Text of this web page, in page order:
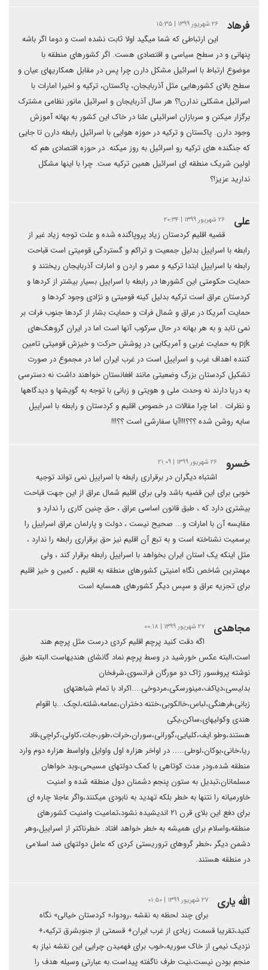
فرهاد ۲۶ شهریور ۱۳۹۹ | ۱۵:۳۵
این ارتباطی که شما میگید اولا ثابت نشده است و دوما اگر باشه
پنهانی و در سطح سیاسی و اقتصادی هست. اگر کشورهای منطقه با
موضوع ارتباط با اسرائیل مشکل دارن چرا پس در مقابل همکاریهای عیان و
سطح بالای کشورهایی مثل آذربایجان، پاکستان، ترکیه و اخیرا امارات با
اسرائیل مشکلی ندارن!؟ هر سال آذربایجان و اسرائیل مانور نظامی مشترک
برگزار میکنن و سربازان اسرائیلی علنا در خاک این کشور به بهانه آموزش
وجود دارن. پاکستان و ترکیه در حوزه هوایی با اسرائیل رابطه دارن تا جایی
که جنگنده های ترکیه رو اسرائیل به روز میکنه. در حوزه اقتصادی هم که
اولین شریک منطقه ای اسرائیل همین ترکیه ست. چرا با اینها مشکل
ندارید عزیز!؟
علی ۲۶ شهریور ۱۳۹۹ | ۲۰:۳۴
قضیه اقلیم کردستان زیاد پروپاگنده شده و علت توجه زیاد غیر از
رابطه با اسراییل بدلیل جمعیت و تراکم و گستردگی قومیتی است قباحت
رابطه با اسراییل ابتدا ترکیه و مصر و اردن و امارات آذربایجان ریختند و
حمایت حکومتی این کشورها در رابطه با اسراییل بسیار بیشتر از کردها و
کردستان عراق است ترکیه بدلیل کینه قومیتی و نژادی وجود کردها و
حمایت آمریکا در عراق و شمال فرات و حمایت بشار از کردها جنوب فرات بر
نمی تابد و به هر بهانه در حال سرکوب آنها است اما در ایران گروهک‌های
pjk به حمایت غربی و آمریکایی در پوشش حرکت و خیزش قومیتی تامین
کننده اهداف غرب و اسراییل است در غرب ایران اما در مجموع در صورت
تشکیل کردستان بزرگ وضعیتی مانند افغانستان خواهند داشت نه دسترسی
به دریا دارند نه وحدت ملی و هویتی و زبانی با توجه به گویشها و دیدگاهها
و نظرات . اما چرا مقالات در خصوص اقلیم و کردستان و رابطه با اسراییل
سایه روشن شده ؟؟؟!!!آیا سفارشی است ؟؟!!!
خسرو ۲۶ شهریور ۱۳۹۹ | ۲۱:۰۹
اشتباه دیگران در برقراری رابطه با اسراییل نمی تواند توجیه
خوبی برای این قضیه باشد ولی برای اقلیم شمال عراق از این جهت قباحت
بیشتری دارد که ، طبق قانون اساسی عراق ، حق چنین کاری را ندارد و
مقایسه آن با امارات و... صحیح نیست ، دولت و پارلمان عراق اسراییل را
برسمیت نشناخته است و به تبع آن اقلیم نیز حق برقراری رابطه را ندارد ،
مثل اینکه یک استان ایران بخواهد با اسراییل رابطه برقرار کند ، ولی
مهمترین شاخص نگاه امنیتی کشورهای منطقه به اقلیم ، کمین و خیز اقلیم
برای تجزیه عراق و سپس دیگر کشورهای همسایه است
مجاهدی ۲۷ شهریور ۱۳۹۹ | ۰۰:۱۸
اگه دقت کنید پرچم اقلیم کردی درست مثل پرچم هند
است،البته عکس خورشید در وسط پرچم نماد گانشای هندیهاست.البته طبق
نوشته پروفسور ژاک دو مورگان فرانسوی،شرفخان
بدلیسی،دیاکف،مینورسکی،مردوخی....اکراد با تمام شباهتهای
زبانی،فرهنگی،لباس،خالکوبی،ختنه دختران،عمامه،شلته،لچک...با اقوام
هندی وکولیهای،ساکن،یکی
هستند،وطو.ایف،کلیایی،گورانی،سوران،خرات،طور،جات،کاولی،کراچی،قاد
ریا،خانی،بوکان،لوطی..... در اواخر هزاره اول واوایل واواسط هزاره دوم وارد
منطقه شده،ودر مدت کوتاهی با کمک دولتهای مسیحی،وبد خواهان
مسلمانان،تبدیل به ستون پنجم دشمنان دول منطقه شده و امنیت
خاورمیانه را نتنها به خطر بلکه تهدید به نابودی میکنند،واگر عاجلا چاره ای
برای دفع این بلای قرن ۲۱ اندیشیده نشود،تمامیت وامنیت کشورهای
منطقه،واسلام برای همیشه به خطر خواهد افتاد. خطرناکتر از اسراییل،وهر
دشمن دیگر ،خطر گروهای تروریستی کردی که عامل دولتهای ضد اسلامی
در منطقه هستند.
الله یاری ۲۷ شهریور ۱۳۹۹ | ۰۱:۵۰
برای چند لحظه به نقشه ،رودوا،« کردستان خیالی» نگاه
کنید،تقریبا قسمت زیادی از غرب ایران+ قسمتی از جنوبشرق ترکیه،+
نزدیک نیمی از خاک سوریه،خوب برای فهمیدن چرایی این نقشه نیاز به
منجم بودن نیست،نیت طرف ناگفته پیداست.به عبارتی وسیله هدف را